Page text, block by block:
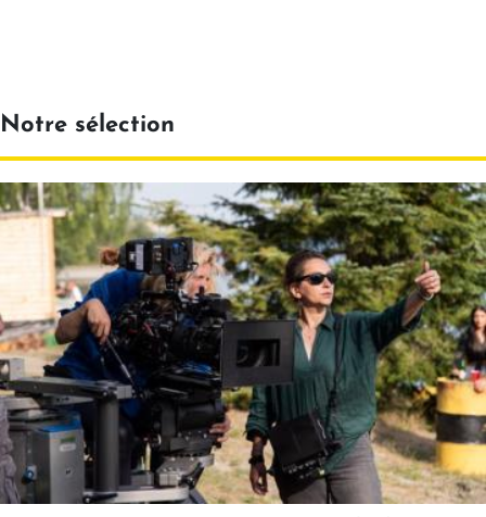
Notre sélection